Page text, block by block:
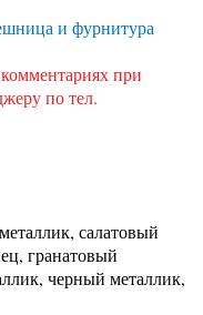
и фурнитура
при
по тел.
салатовый
гранатовый
черный металлик,